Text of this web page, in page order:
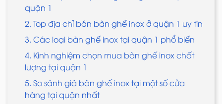
quận 1
2. Top địa chỉ bán bàn ghế inox ở quận 1 uy tín
3. Các loại bàn ghế inox tại quận 1 phổ biến
4. Kinh nghiệm chọn mua bàn ghế inox chất
lượng tại quận 1
5. So sánh giá bàn ghế inox tại một số cửa
hàng tại quận nhất